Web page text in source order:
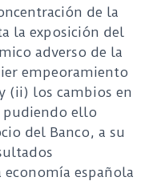
de la
la exposición del
adverso de la
empeoramiento
(ii) los cambios en
ello
del Banco, a su
española